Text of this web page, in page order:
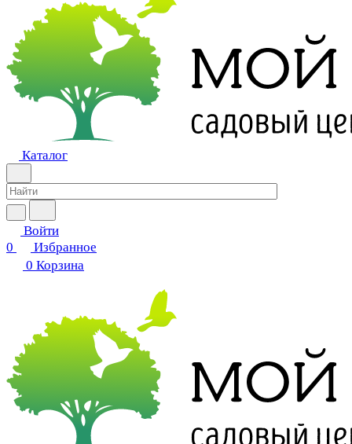
Каталог
Войти
0
Избранное
0 Корзина